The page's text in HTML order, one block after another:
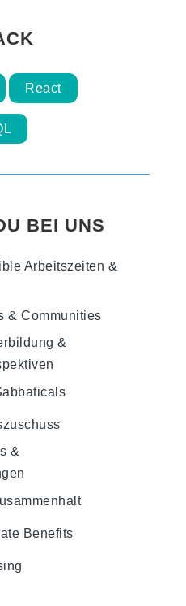
React
BEI UNS
Arbeitszeiten &
& Communities
&
&
Benefits